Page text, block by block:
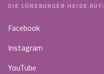
DIE LÜNEBURGER HEIDE AUF:
Facebook
Instagram
YouTube